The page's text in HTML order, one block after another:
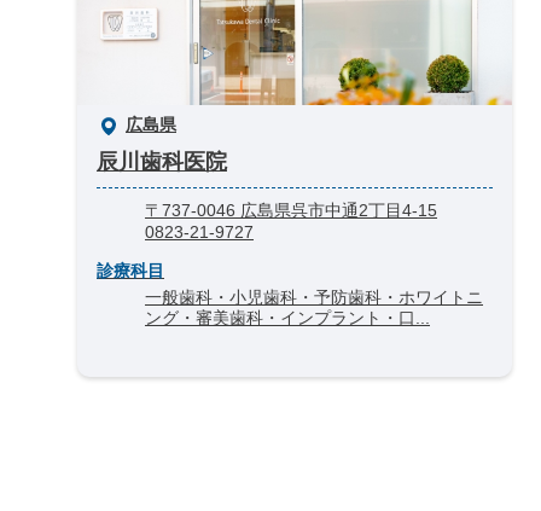
広島県
辰川歯科医院
〒737-0046 広島県呉市中通2丁目4-15
0823-21-9727
診療科目
一般歯科・小児歯科・予防歯科・ホワイトニ
ング・審美歯科・インプラント・口...